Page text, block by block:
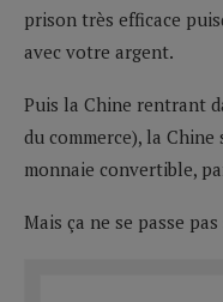
prison très efficace
avec votre argent.
Puis la Chine rentrant
du commerce), la
monnaie convertible,
Mais ça ne se passe